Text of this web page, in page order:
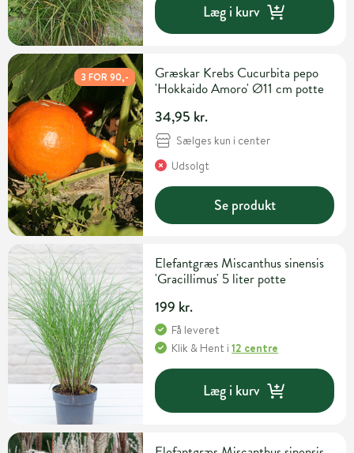
Læg i kurv
3 FOR 90,-
Græskar Krebs Cucurbita pepo
'Hokkaido Amoro' Ø11 cm potte
34,95 kr.
Sælges kun i center
Udsolgt
Se produkt
Elefantgræs Miscanthus sinensis
'Gracillimus' 5 liter potte
199 kr.
Få leveret
Klik & Hent i12 centre
Læg i kurv